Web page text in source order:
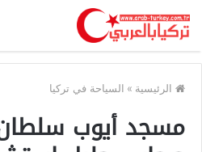
الرئيسية » السياحة في تركيا
مسجد أيوب